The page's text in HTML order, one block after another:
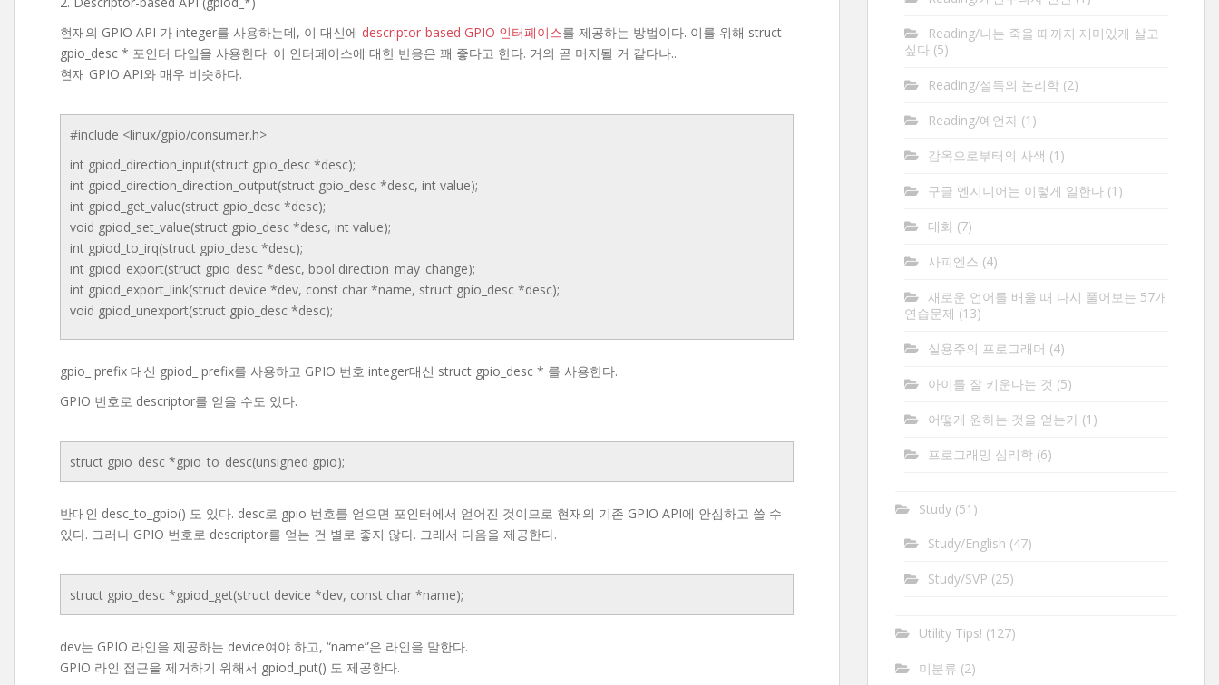
현재의 GPIO API 가 integer를 사용하는데, 이 대신에 descriptor-based GPIO 인터페이스를 제공하는 방법이다. 이를 위해 struct
gpio_desc * 포인터 타입을 사용한다. 이 인터페이스에 대한 반응은 꽤 좋다고 한다. 거의 곧 머지될 거 같다나..
현재 GPIO API와 매우 비슷하다.
#include <linux/gpio/consumer.h>
int gpiod_direction_input(struct gpio_desc *desc);
int gpiod_direction_direction_output(struct gpio_desc *desc, int value);
int gpiod_get_value(struct gpio_desc *desc);
void gpiod_set_value(struct gpio_desc *desc, int value);
int gpiod_to_irq(struct gpio_desc *desc);
int gpiod_export(struct gpio_desc *desc, bool direction_may_change);
int gpiod_export_link(struct device *dev, const char *name, struct gpio_desc *desc);
void gpiod_unexport(struct gpio_desc *desc);
gpio_ prefix 대신 gpiod_ prefix를 사용하고 GPIO 번호 integer대신 struct gpio_desc * 를 사용한다.
GPIO 번호로 descriptor를 얻을 수도 있다.
struct gpio_desc *gpio_to_desc(unsigned gpio);
반대인 desc_to_gpio() 도 있다. desc로 gpio 번호를 얻으면 포인터에서 얻어진 것이므로 현재의 기존 GPIO API에 안심하고 쓸 수
있다. 그러나 GPIO 번호로 descriptor를 얻는 건 별로 좋지 않다. 그래서 다음을 제공한다.
struct gpio_desc *gpiod_get(struct device *dev, const char *name);
dev는 GPIO 라인을 제공하는 device여야 하고, “name”은 라인을 말한다.
GPIO 라인 접근을 제거하기 위해서 gpiod_put() 도 제공한다.
Reading/나는 죽을 때까지 재미있게 살고
싶다(5)
Reading/설득의 논리학(2)
Reading/예언자(1)
감옥으로부터의 사색 (1)
구글 엔지니어는 이렇게 일한다(1)
대화(7)
사피엔스 (4)
새로운 언어를 배울 때 다시 풀어보는 57개
연습문제 (13)
실용주의 프로그래머 (4)
아이를 잘 키운다는 것 (5)
어떻게 원하는 것을 얻는가(1)
프로그래밍 심리학(6)
Study(51)
Study/English (47)
Study/SVP (25)
Utility Tips! (127)
미분류 (2)